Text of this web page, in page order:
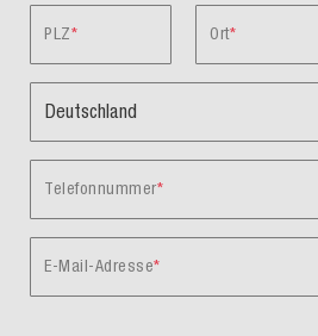
PLZ Ort
Telefonnummer
E-Mail-Adresse